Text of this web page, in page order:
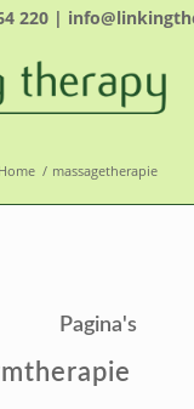
220 |
Home / massagetherapie
Pagina's